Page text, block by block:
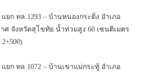
แยก ทล.1293 – บ้านหนองกระดิ่ง อำเภอ
ศ จังหวัดสุโขทัย น้ำท่วมสูง 60 เซนติเมตร
ยก ทล.1072 – บ้านเขาแม่กระทู้ อำเภอ